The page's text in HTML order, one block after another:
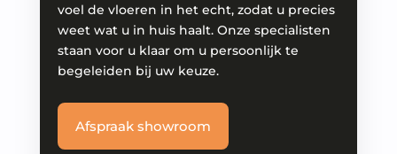
voel de vloeren in het echt, zodat u precies
weet wat u in huis haalt. Onze specialisten
staan voor u klaar om u persoonlijk te
begeleiden bij uw keuze.
Afspraak showroom